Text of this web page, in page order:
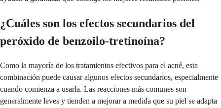
¿Cuáles son los efectos secundarios del
peróxido de benzoilo-tretinoína?
Como la mayoría de los tratamientos efectivos para el acné, esta
combinación puede causar algunos efectos secundarios, especialmente
cuando comienza a usarla. Las reacciones más comunes son
generalmente leves y tienden a mejorar a medida que su piel se adapta